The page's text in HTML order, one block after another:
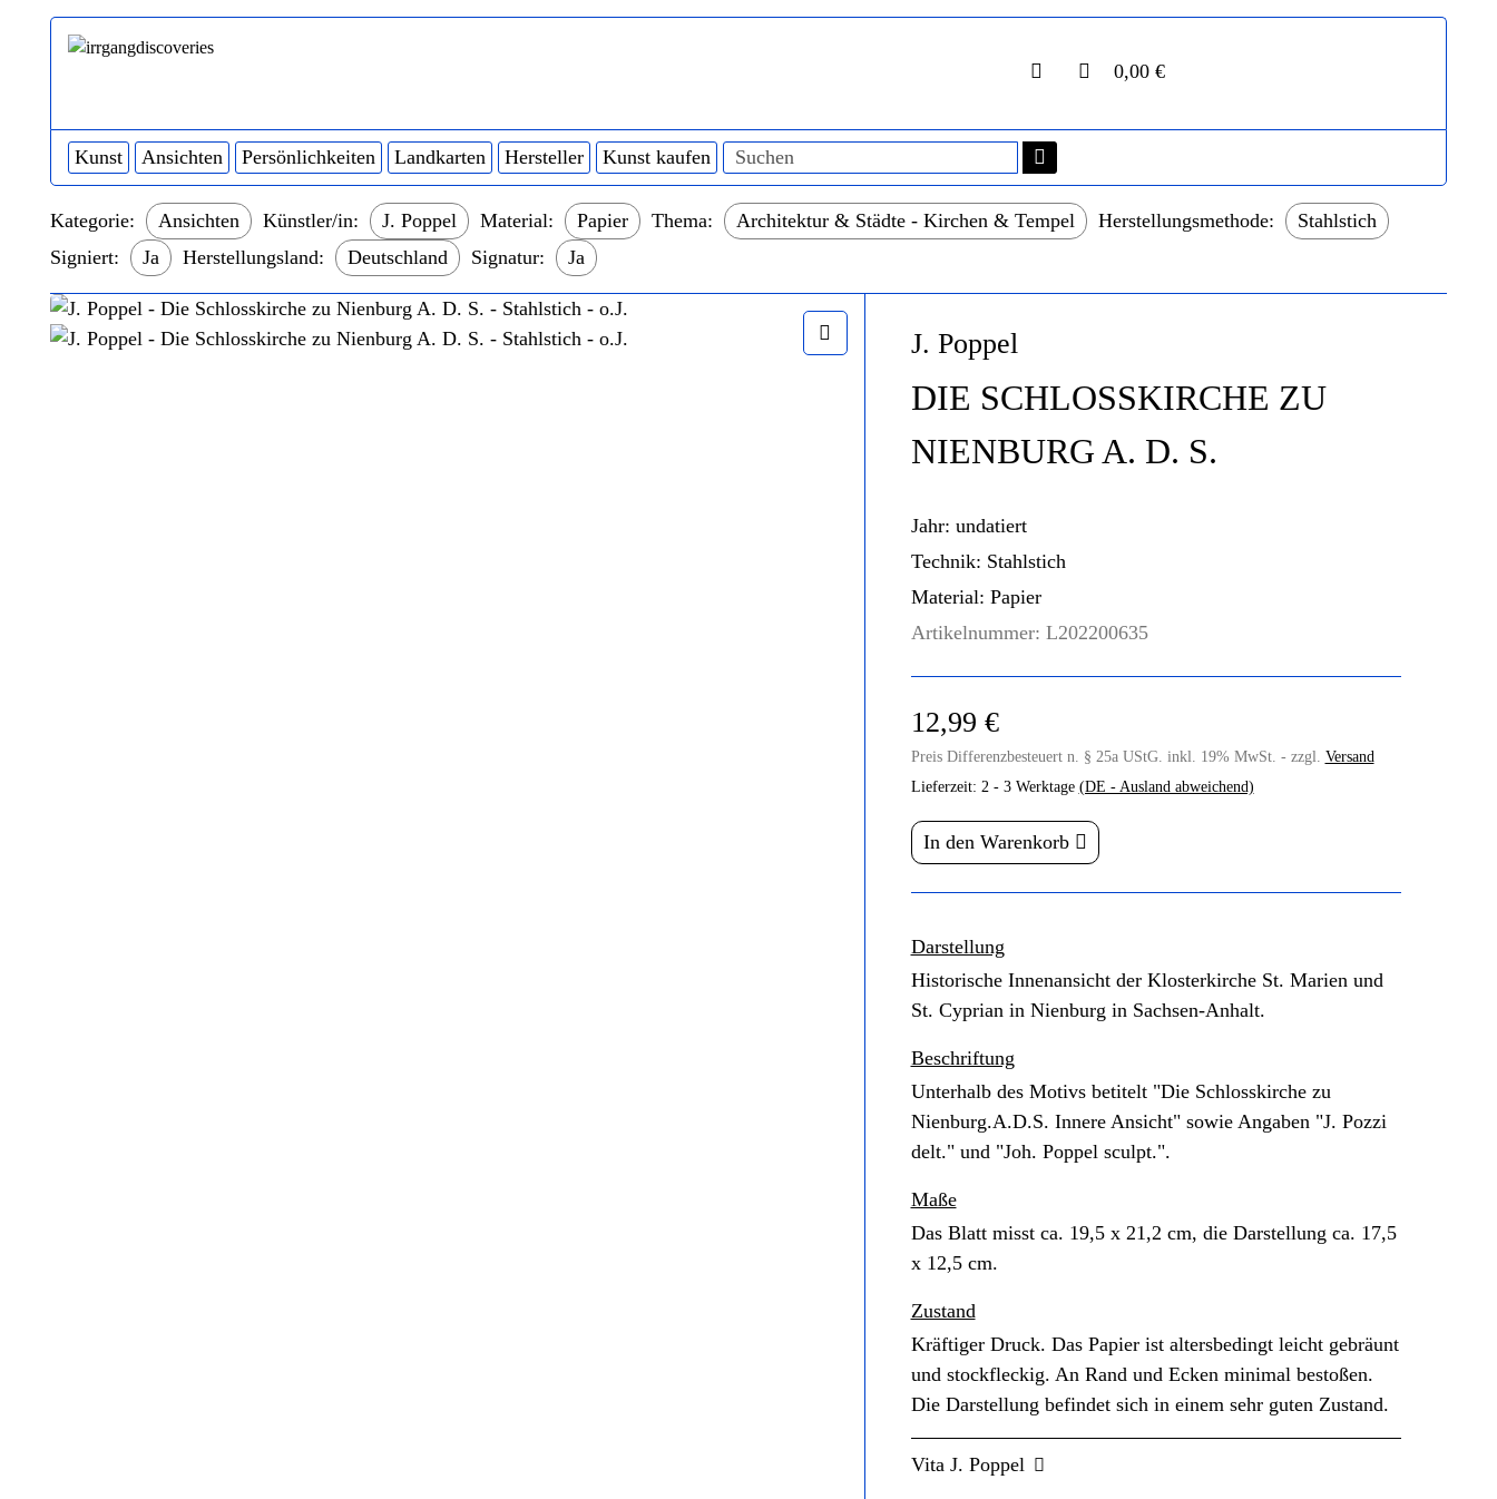
0,00 €
Kunst Ansichten Persönlichkeiten Landkarten Hersteller Kunst kaufen
Kategorie: Ansichten Künstler/in: J. Poppel Material: Papier Thema: Architektur & Städte - Kirchen & Tempel Herstellungsmethode:
Stahlstich
Signiert:
Ja Herstellungsland: Deutschland Signatur: Ja
J. Poppel
DIE SCHLOSSKIRCHE ZU
NIENBURG A. D. S.
Jahr: undatiert
Technik: Stahlstich
Material: Papier
Artikelnummer: L202200635
12,99 €
Preis Differenzbesteuert n. § 25a UStG. inkl. 19% MwSt. - zzgl. Versand
Lieferzeit: 2 - 3 Werktage (DE - Ausland abweichend)
In den Warenkorb
Darstellung
Historische Innenansicht der Klosterkirche St. Marien und
St. Cyprian in Nienburg in Sachsen-Anhalt.
Beschriftung
Unterhalb des Motivs betitelt "Die Schlosskirche zu
Nienburg.A.D.S. Innere Ansicht" sowie Angaben "J. Pozzi
delt." und "Joh. Poppel sculpt.".
Maße
Das Blatt misst ca. 19,5 x 21,2 cm, die Darstellung ca. 17,5
x 12,5 cm.
Zustand
Kräftiger Druck. Das Papier ist altersbedingt leicht gebräunt
und stockfleckig. An Rand und Ecken minimal bestoßen.
Die Darstellung befindet sich in einem sehr guten Zustand.
Vita J. Poppel